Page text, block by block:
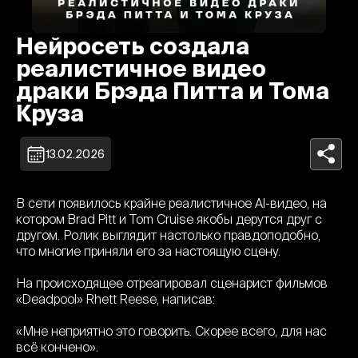
Нейросеть создала
реалистичное видео
драки Брэда Питта и Тома
Круза
13.02.2026
В сети появилось крайне реалистичное AI-видео, на
котором Brad Pitt и Tom Cruise якобы дерутся друг с
другом. Ролик выглядит настолько правдоподобно,
что многие приняли его за настоящую сцену.
На происходящее отреагировал сценарист фильмов
«Deadpool» Rhett Reese, написав:
«Мне неприятно это говорить. Скорее всего, для нас
всё кончено».